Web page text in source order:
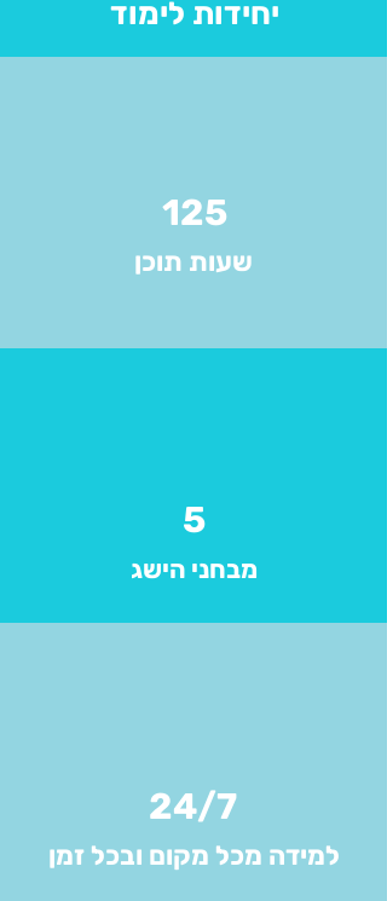
יחידות לימוד
125
שעות תוכן
5
מבחני הישג
24/7
למידה מכל מקום ובכל זמן